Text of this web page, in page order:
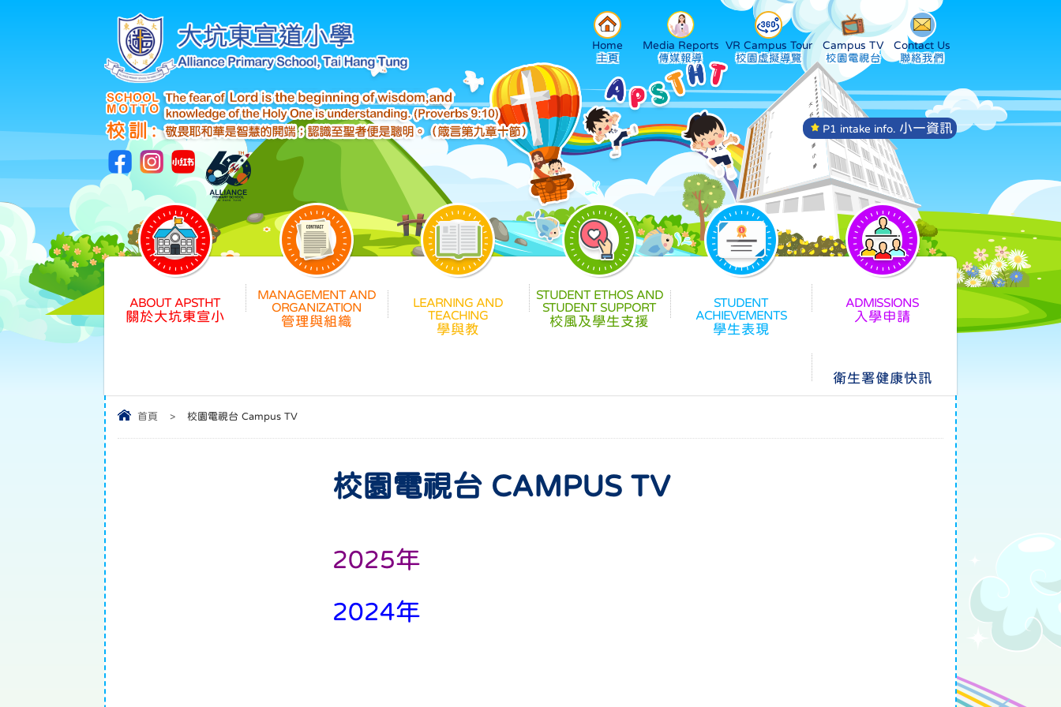
Home Media Reports VR Campus Tour Campus TV Contact Us
P1 intake info. 小一資訊
關於大坑東宣小 管理與組織
學與教
校風及學生支援
學生表現
入學申請
衛生署健康快訊
首頁 > 校園電視台 Campus TV
校園電視台 CAMPUS TV
2025年
2024年